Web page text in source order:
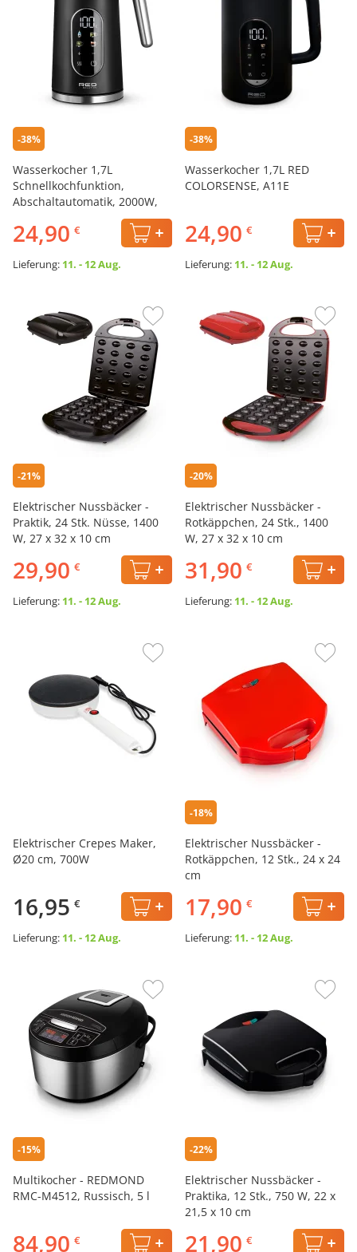
-38%
Wasserkocher 1,7L
Schnellkochfunktion,
Abschaltautomatik, 2000W,
BPA-frei – Colorsense A15E –
Stylischer Wasserkocher mit
LED-Anzeige
24,90 €
Lieferung: 11. - 12 Aug.
-38%
Wasserkocher 1,7L RED
COLORSENSE, A11E
24,90 €
Lieferung: 11. - 12 Aug.
-21%
Elektrischer Nussbäcker -
Praktik, 24 Stk. Nüsse, 1400
W, 27 x 32 x 10 cm
29,90 €
Lieferung: 11. - 12 Aug.
-20%
Elektrischer Nussbäcker -
Rotkäppchen, 24 Stk., 1400
W, 27 x 32 x 10 cm
31,90 €
Lieferung: 11. - 12 Aug.
Elektrischer Crepes Maker,
Ø20 cm, 700W
16,95 €
Lieferung: 11. - 12 Aug.
-18%
Elektrischer Nussbäcker -
Rotkäppchen, 12 Stk., 24 х 24
cm
17,90 €
Lieferung: 11. - 12 Aug.
-15%
Multikocher - REDMOND
RMC-M4512, Russisch, 5 l
84,90 €
-22%
Elektrischer Nussbäcker -
Praktika, 12 Stk., 750 W, 22 х
21,5 х 10 cm
21,90 €